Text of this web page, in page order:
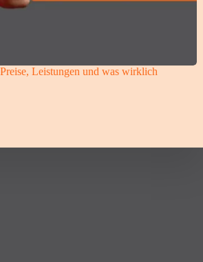
Leistungen und was wirklich